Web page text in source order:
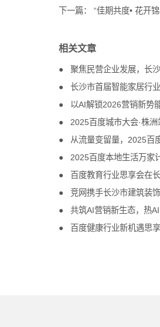
下一篇：
“佳期共度• 花开
相关文章
聚焦民营企业发展，长
长沙市首届智能家居行
以AI解锁2026营销新势
2025百度城市大会·株
从流量变留量，2025百
2025百度本地生活万家
百度教育行业思享会在
竞网携手长沙市建筑装
共筑AI营销新生态，热
百度健康行业新机遇思